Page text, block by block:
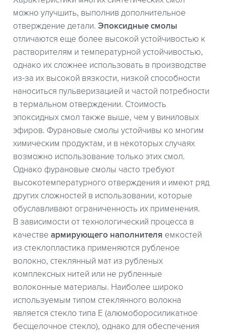
можно улучшить, выполнив дополнительное
отверждение детали. Эпоксидные смолы
отличаются еще более высокой устойчивостью к
растворителям и температурной устойчивостью,
однако их сложнее использовать в производстве
из-за их высокой вязкости, низкой способности
наноситься пульверизацией и частой потребности
в термальном отверждении. Стоимость
эпоксидных смол также выше, чем у виниловых
эфиров. Фурановые смолы устойчивы ко многим
химическим продуктам, и в некоторых случаях
возможно использование только этих смол.
Однако фурановые смолы часто требуют
высокотемпературного отверждения и имеют ряд
других сложностей в использовании, которые
обуславливают ограниченность их применения.
В зависимости от технологический процесса в
качестве армирующего наполнителя емкостей
из стеклопластика применяются рубленое
волокно, стеклянный мат из рубленых
комплексных нитей или не рубленные
волоконные материалы. Наиболее широко
используемым типом стеклянного волокна
является стекло типа Е (алюмоборосиликатное
бесщелочное стекло), однако для обеспечения